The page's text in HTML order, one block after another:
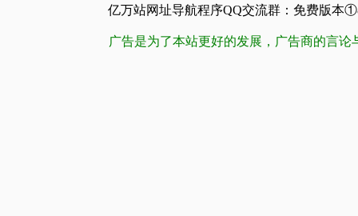
亿万站网址导航程序QQ交流群：免费版本
广告是为了本站更好的发展，广告商的言